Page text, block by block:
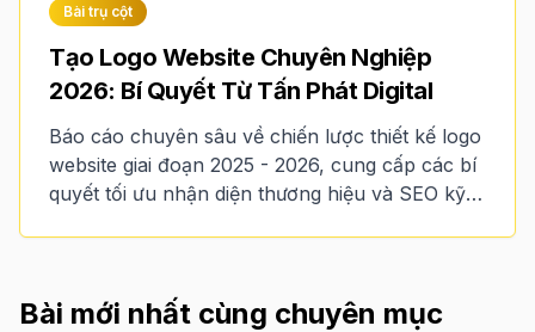
Bài trụ cột
Tạo Logo Website Chuyên Nghiệp
2026: Bí Quyết Từ Tấn Phát Digital
Báo cáo chuyên sâu về chiến lược thiết kế logo
website giai đoạn 2025 - 2026, cung cấp các bí
quyết tối ưu nhận diện thương hiệu và SEO kỹ
Bài mới nhất cùng chuyên mục